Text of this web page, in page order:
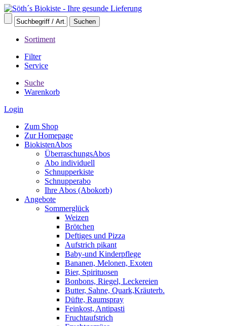
Sortiment
Filter
Service
Suche
Warenkorb
Login
Zum Shop
Zur Homepage
BiokistenAbos
ÜberraschungsAbos
Abo individuell
Schnupperkiste
Schnupperabo
Ihre Abos (Abokorb)
Angebote
Sommerglück
Weizen
Brötchen
Deftiges und Pizza
Aufstrich pikant
Baby-und Kinderpflege
Bananen, Melonen, Exoten
Bier, Spirituosen
Bonbons, Riegel, Leckereien
Butter, Sahne, Quark,Kräuterb.
Düfte, Raumspray
Feinkost, Antipasti
Fruchtaufstrich